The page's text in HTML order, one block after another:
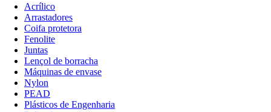
Acrílico
Arrastadores
Coifa protetora
Fenolite
Juntas
Lençol de borracha
Máquinas de envase
Nylon
PEAD
Plásticos de Engenharia